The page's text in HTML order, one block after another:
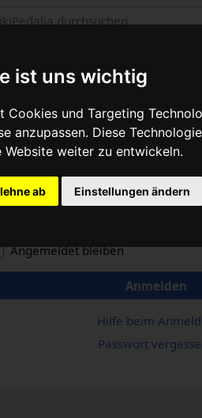
ist uns wichtig
Cookies und Targeting
anzupassen. Diese
Website weiter zu entwickeln.
ab Einstellungen ändern
Angemeldet bleiben
Anmelden
Hilfe beim
Passwort